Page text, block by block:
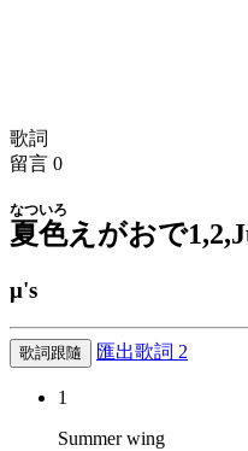
歌詞
留言 0
夏色
なついろ
えがおで
μ's
歌詞跟隨 匯出歌詞 2
1
Summer wing